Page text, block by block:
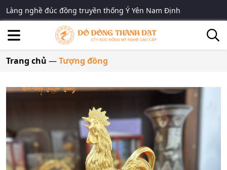
Làng nghề đúc đồng truyền thống Ý Yên Nam Định
Trang chủ —Tượng đồng